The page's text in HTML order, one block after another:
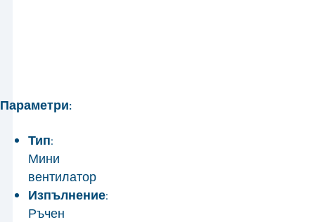
Параметри:
Тип:
Мини
вентилатор
Изпълнение:
Ръчен